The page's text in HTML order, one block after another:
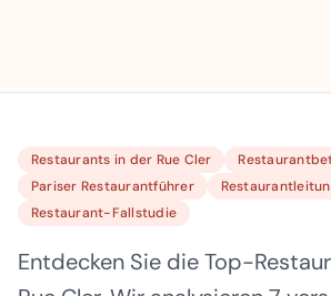
Restaurants in der Rue Cler
Pariser Restaurantführer
Restaurant-Fallstudie
Entdecken Sie die Top-